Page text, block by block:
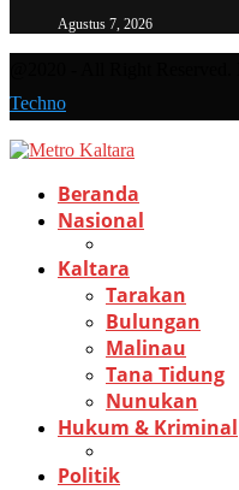
Agustus 7, 2026
Techno
Beranda
Nasional
Kaltara
Tarakan
Bulungan
Malinau
Tana Tidung
Nunukan
Hukum & Kriminal
Politik